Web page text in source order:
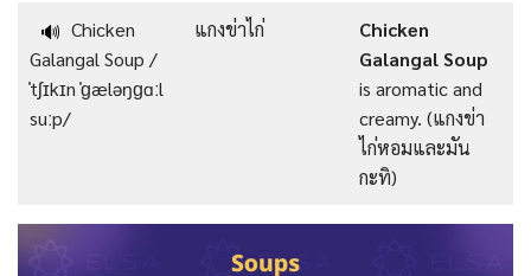
🔊 Chicken
Galangal Soup /
ˈtʃɪkɪn ˈɡæləŋɡɑːl
suːp/
แกงข่าไก่
Chicken
Galangal Soup
is aromatic and
creamy. (แกงข่า
ไก่หอมและมัน
กะทิ)